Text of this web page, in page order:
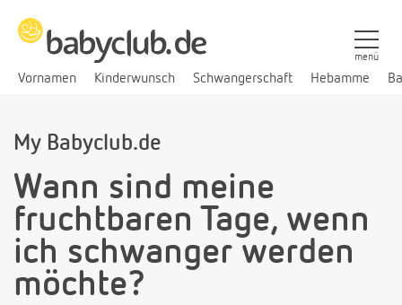
Vornamen Kinderwunsch Schwangerschaft Hebamme
menü
My Babyclub.de
Wann sind meine
fruchtbaren Tage, wenn
ich schwanger werden
möchte?